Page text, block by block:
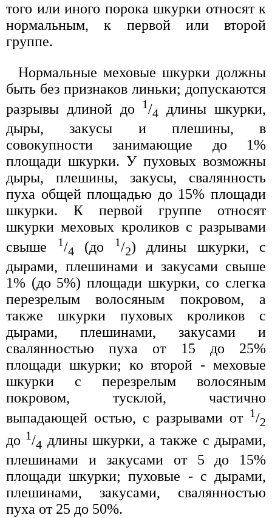
того или иного порока шкурки относят к
нормальным, к первой или второй
группе.
Нормальные меховые шкурки должны
быть без признаков линьки; допускаются
разрывы длиной до
1/4
длины шкурки,
дыры, закусы и плешины, в
совокупности занимающие до 1%
площади шкурки. У пуховых возможны
дыры, плешины, закусы, свалянность
пуха общей площадью до 15% площади
шкурки. К первой группе относят
шкурки меховых кроликов с разрывами
свыше
1/4 (до 1/2) длины шкурки, с
дырами, плешинами и закусами свыше
1% (до 5%) площади шкурки, со слегка
перезрелым волосяным покровом, а
также шкурки пуховых кроликов с
дырами, плешинами, закусами и
свалянностью пуха от 15 до 25%
площади шкурки; ко второй - меховые
шкурки с перезрелым волосяным
покровом, тусклой, частично
выпадающей остью, с разрывами от 1/2
до 1/4 длины шкурки, а также с дырами,
плешинами и закусами от 5 до 15%
площади шкурки; пуховые - с дырами,
плешинами, закусами, свалянностью
пуха от 25 до 50%.